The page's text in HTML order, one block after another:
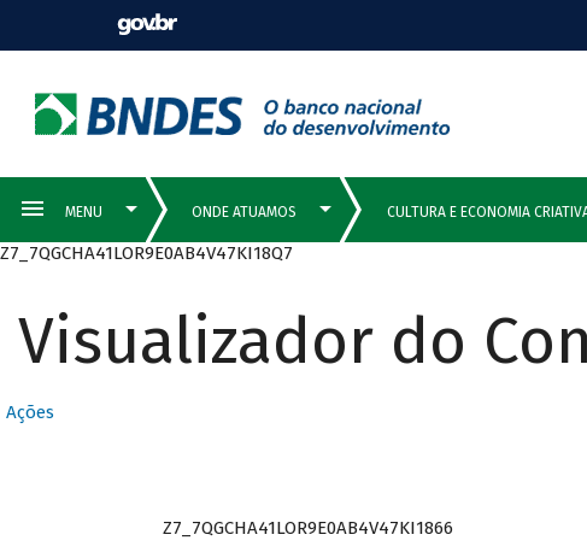
Z7_7QGCHA41LOR9E0AB4V47KI18Q7
Visualizador do
Ações
Z7_7QGCHA41LOR9E0AB4V47KI1866